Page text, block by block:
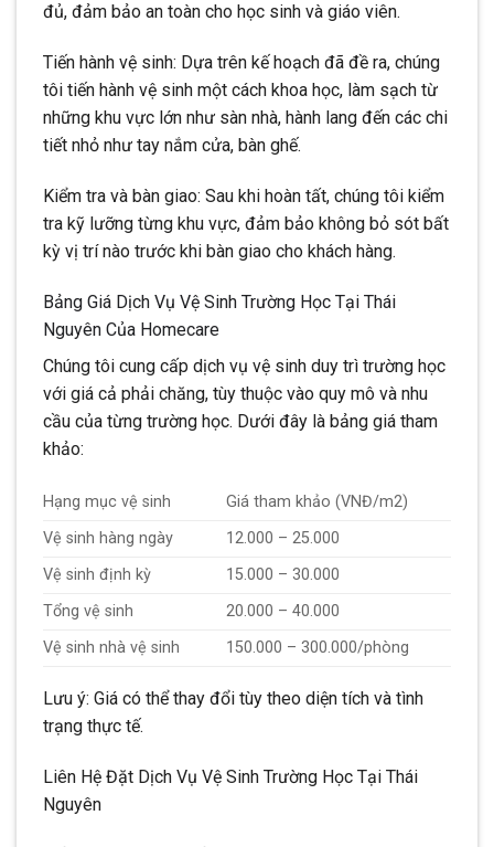
đủ, đảm bảo an toàn cho học sinh và giáo viên.
Tiến hành vệ sinh: Dựa trên kế hoạch đã đề ra, chúng
tôi tiến hành vệ sinh một cách khoa học, làm sạch từ
những khu vực lớn như sàn nhà, hành lang đến các chi
tiết nhỏ như tay nắm cửa, bàn ghế.
Kiểm tra và bàn giao: Sau khi hoàn tất, chúng tôi kiểm
tra kỹ lưỡng từng khu vực, đảm bảo không bỏ sót bất
kỳ vị trí nào trước khi bàn giao cho khách hàng.
Bảng Giá Dịch Vụ Vệ Sinh Trường Học Tại Thái
Nguyên Của Homecare
Chúng tôi cung cấp dịch vụ vệ sinh duy trì trường học
với giá cả phải chăng, tùy thuộc vào quy mô và nhu
cầu của từng trường học. Dưới đây là bảng giá tham
khảo:
Hạng mục vệ sinh
Giá tham khảo (VNĐ/m2)
Vệ sinh hàng ngày
12.000 – 25.000
Vệ sinh định kỳ
15.000 – 30.000
Tổng vệ sinh
20.000 – 40.000
Vệ sinh nhà vệ sinh
150.000 – 300.000/phòng
Lưu ý: Giá có thể thay đổi tùy theo diện tích và tình
trạng thực tế.
Liên Hệ Đặt Dịch Vụ Vệ Sinh Trường Học Tại Thái
Nguyên